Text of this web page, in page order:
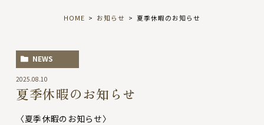
HOME お知らせ 夏季休暇のお知らせ
NEWS
2025.08.10
夏季休暇のお知らせ
〈夏季休暇のお知らせ〉